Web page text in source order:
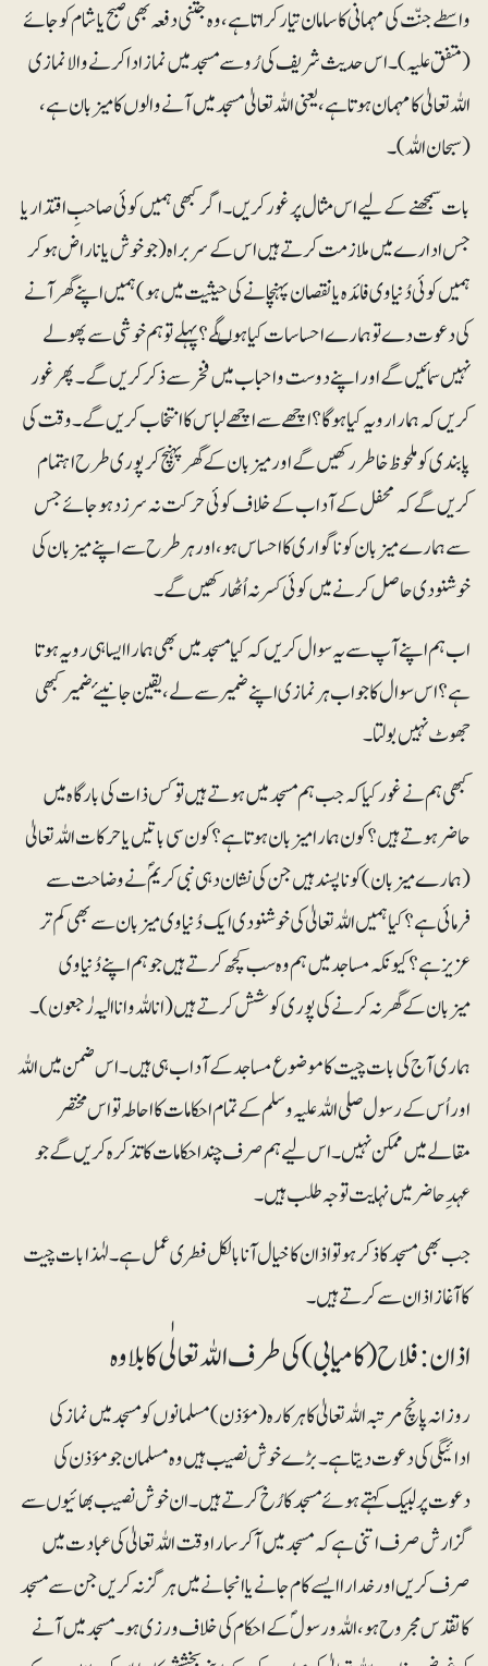
واسطے جنّت کی مہمانی کا سامان تیار کراتا ہے، وہ جتنی دفعہ بھی صبح یا شام کو جائے
(متفق علیہ)۔اس حدیث شریف کی رُو سے مسجد میں نماز ادا کرنے والا نمازی
اللہ تعالیٰ کا مہمان ہوتا ہے، یعنی اللہ تعالیٰ مسجد میں آنے والوں کا میزبان ہے،
(سبحان اللہ)۔
بات سمجھنے کے لیے اس مثال پر غور کریں۔ اگر کبھی ہمیں کوئی صاحبِ اقتدار یا
جس ادارے میں ملازمت کرتے ہیں اس کے سربراہ (جو خوش یا ناراض ہوکر
ہمیں کوئی دُنیاوی فائدہ یا نقصان پہنچانے کی حیثیت میں ہو) ہمیں اپنے گھر آنے
کی دعوت دے تو ہمارے احساسات کیا ہوںگے؟ پہلے تو ہم خوشی سے پھولے
نہیں سمائیں گے اور اپنے دوست و احباب میں فخر سے ذکر کریں گے۔ پھر غور
کریں کہ ہمارا رویہ کیا ہوگا؟ اچھے سے اچھے لباس کا انتخاب کریں گے۔ وقت کی
پابندی کو ملحوظ خاطر رکھیں گے اور میزبان کے گھر پہنچ کر پوری طرح اہتمام
کریں گے کہ محفل کے آداب کے خلاف کوئی حرکت نہ سرزد ہوجائے جس
سے ہمارے میزبان کو ناگواری کا احساس ہو، اور ہرطرح سے اپنے میزبان کی
خوشنودی حاصل کرنے میں کوئی کسر نہ اُٹھا رکھیں گے۔
اب ہم اپنے آپ سے یہ سوال کریں کہ کیا مسجد میں بھی ہمارا ایسا ہی رویہ ہوتا
ہے؟ اس سوال کا جواب ہرنمازی اپنے ضمیر سے لے، یقین جانیئے ضمیر کبھی
جھوٹ نہیں بولتا۔
کبھی ہم نے غور کیا کہ جب ہم مسجد میں ہوتے ہیں تو کس ذات کی بارگاہ میں
حاضر ہوتے ہیں؟ کون ہمارا میزبان ہوتا ہے؟ کون سی باتیں یا حرکات اللہ تعالیٰ
(ہمارے میزبان) کو ناپسند ہیں جن کی نشان دہی نبی کریمؐ نے وضاحت سے
فرمائی ہے؟ کیا ہمیں اللہ تعالیٰ کی خوشنودی ایک دُنیاوی میزبان سے بھی کم تر
عزیز ہے ؟ کیونکہ مساجد میں ہم وہ سب کچھ کرتے ہیں جو ہم اپنے دُنیاوی
میزبان کے گھر نہ کرنے کی پوری کوشش کرتے ہیں(انا للہ وانا الیہ رٰجعون)۔
ہماری آج کی بات چیت کا موضوع مساجد کے آداب ہی ہیں۔ اس ضمن میں اللہ
اور اُس کے رسول صلی اللہ علیہ وسلم کے تمام احکامات کا احاطہ تو اس مختصر
مقالے میں ممکن نہیں۔ اس لیے ہم صرف چند احکامات کا تذکرہ کریں گے جو
عہد ِ حاضر میں نہایت توجہ طلب ہیں۔
جب بھی مسجد کا ذکر ہو تو اذان کا خیال آنا بالکل فطری عمل ہے۔ لہٰذا بات چیت
کا آغاز اذان سے کرتے ہیں۔
اذان: فلاح (کامیابی )کی طرف اللہ تعالٰی کا بلاوہ
روزانہ پانچ مرتبہ اللہ تعالیٰ کا ہرکارہ (مؤذن) مسلمانوں کو مسجد میں نماز کی
ادائیگی کی دعوت دیتا ہے۔ بڑے خوش نصیب ہیں وہ مسلمان جو مؤذن کی
دعوت پر لبیک کہتے ہوئے مسجد کا رُخ کرتے ہیں۔ ان خوش نصیب بھائیوں سے
گزارش صرف اتنی ہے کہ مسجد میں آکر سارا وقت اللہ تعالیٰ کی عبادت میں
صرف کریں اور خدارا ایسے کام جانے یا انجانے میں ہرگز نہ کریں جن سے مسجد
کا تقدس مجروح ہو، اللہ و رسولؐ کے احکام کی خلاف ورزی ہو۔ مسجد میں آنے